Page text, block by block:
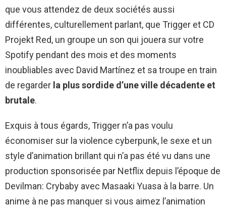
que vous attendez de deux sociétés aussi
différentes, culturellement parlant, que Trigger et CD
Projekt Red, un groupe un son qui jouera sur votre
Spotify pendant des mois et des moments
inoubliables avec David Martínez et sa troupe en train
de regarder la plus sordide d’une ville décadente et
brutale.
Exquis à tous égards, Trigger n’a pas voulu
économiser sur la violence cyberpunk, le sexe et un
style d’animation brillant qui n’a pas été vu dans une
production sponsorisée par Netflix depuis l’époque de
Devilman: Crybaby avec Masaaki Yuasa à la barre. Un
anime à ne pas manquer si vous aimez l’animation